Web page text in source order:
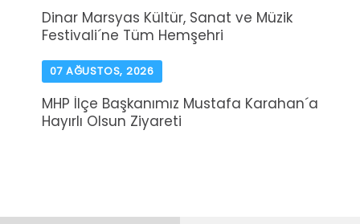
Dinar Marsyas Kültür, Sanat ve Müzik
Festivali´ne Tüm Hemşehri
07 AĞUSTOS, 2026
MHP İlçe Başkanımız Mustafa Karahan´a
Hayırlı Olsun Ziyareti